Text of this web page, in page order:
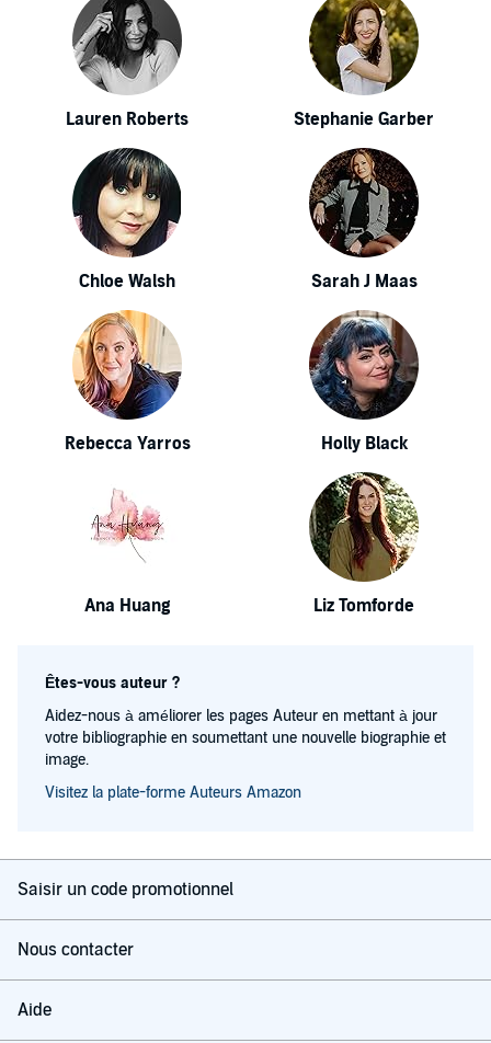
Lauren Roberts Stephanie Garber
Chloe Walsh Sarah J Maas
Rebecca Yarros Holly Black
Ana Huang Liz Tomforde
Êtes-vous auteur ?
Aidez-nous à améliorer les pages Auteur en mettant à jour
votre bibliographie en soumettant une nouvelle biographie et
image.
Visitez la plate-forme Auteurs Amazon
Saisir un code promotionnel
Nous contacter
Aide